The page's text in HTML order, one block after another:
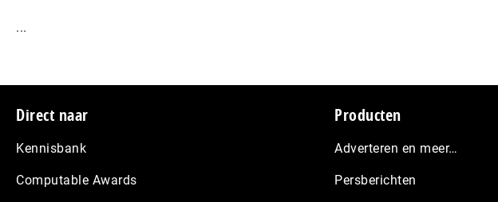
...
Footer
Direct naar
Kennisbank
Computable Awards
Producten
Adverteren en meer…
Persberichten